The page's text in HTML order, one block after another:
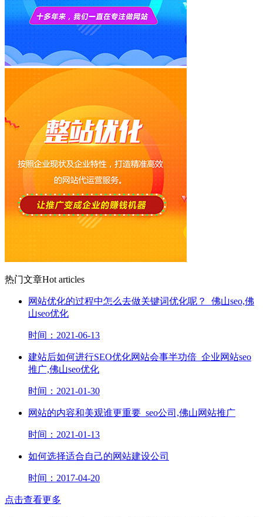
热门文章Hot articles
网站优化的过程中怎么去做关键词优化呢？_佛山seo,佛
山seo优化
时间：2021-06-13
建站后如何进行SEO优化网站会事半功倍_企业网站seo
推广,佛山seo优化
时间：2021-01-30
网站的内容和美观谁更重要_seo公司,佛山网站推广
时间：2021-01-13
如何选择适合自己的网站建设公司
时间：2017-04-20
点击查看更多